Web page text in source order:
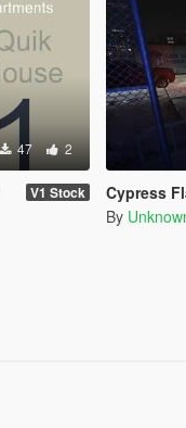
47 2
V1 Stock Cypress
By